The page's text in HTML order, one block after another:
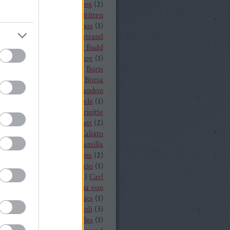
bélyeg (2)
Benjamin Britten
István Berkes János (1)
Zimmermann
Bertrand
(2)beszámoló
Billy Budd
Nilsson Bogdan Volkov (1)
Boris
(1
Borsa
Bo Skovhus
Brandon
Bregenzer Festspiele (1)
Rae(1)
Brigitte
Brindley Sherratt (2)
Calixto
Cameron Shahbazi
Camilla
Camille Saint-Saëns (2)
Saint Saens
Capriccio (1)
) 1) Carl
Carl Maria von
(5)Carmen Cár és ács (1)
cd Cecilia Bartoli (3)
Chabert ezredes (1)